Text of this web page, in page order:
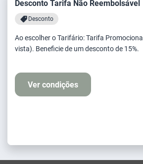
Desconto Tarifa Não Reembolsável
Desconto
Ao escolher o Tarifário: Tarifa Promocional (100% a
vista). Beneficie de um desconto de 15%.
Ver condições